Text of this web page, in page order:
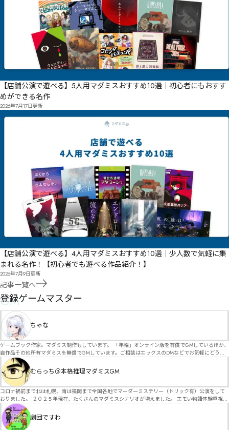
【店舗公演で遊べる】5人用マダミスおすすめ10選｜初心者にもおすす
めができる名作
2026年7月17日更新
【店舗公演で遊べる】4人用マダミスおすすめ10選｜少人数で気軽に集
まれる名作！【初心者でも遊べる作品紹介！】
2026年7月9日更新
記事一覧へ
GM
登録ゲームマスター
ちゃな
ゲームブック作家。マダミス制作もしています。 「年輪」オンライン版を有償でGMしているほか、
自作品その他所有マダミスを無償でGMしています。ご相談はエックスのDMなどでお気軽にどう
ぞ。
むらっち＠本格推理マダミスGM
コロナ禍前まで北は札幌、南は福岡まで全国各地でマーダーミステリー（トリック有）公演をして
おりました。 ２０２５年現在、たくさんのマダミスシナリオが増えました。 エモい物語体験重視の
シナリオがマダミス・マーダーミステリーというジャンル名でたくさんあるため、そのようなシナ
リオは簡単に遊べます。 しかし、２～３時間ずっと考え＆議論して、見たことないトリックが解け
る閃きや犯人として逃げ切る楽しみのある本格推理マーダーミステリーを見つけることが難しくな
劇団ですわ